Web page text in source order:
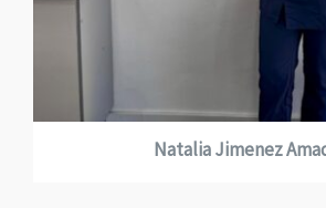
Natalia Jimenez